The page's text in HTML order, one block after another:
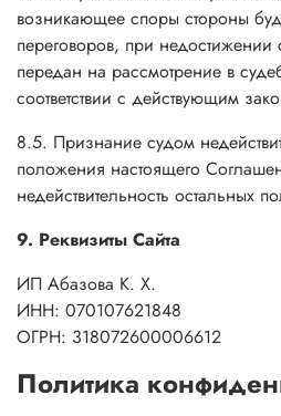
возникающее споры стороны
переговоров, при недостижении
передан на рассмотрение в
соответствии с действующим
8.5. Признание судом
положения настоящего
недействительность остальных
9. Реквизиты Сайта
ИП Абазова К. Х.
ИНН: 070107621848
ОГРН: 318072600006612
Политика